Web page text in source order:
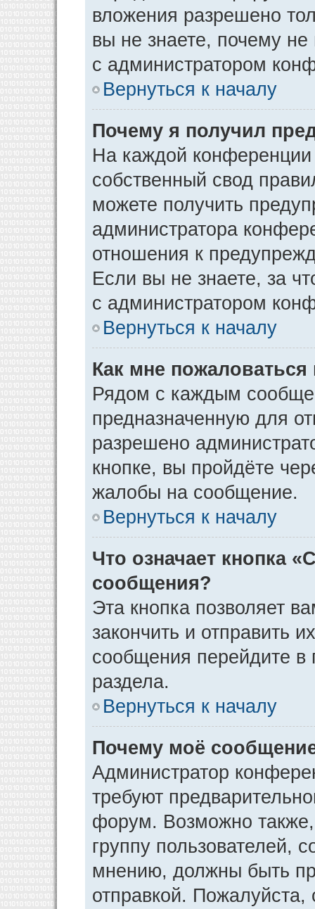
вложения разрешено
вы не знаете, почему
с администратором
Вернуться к началу
Почему я получил
На каждой конференции
собственный свод
можете получить
администратора
отношения к
Если вы не знаете, за
с администратором
Вернуться к началу
Как мне
Рядом с каждым
предназначенную для
разрешено
кнопке, вы пройдёте
жалобы на сообщение.
Вернуться к началу
Что означает кнопка
сообщения?
Эта кнопка позволяет
закончить и отправить
сообщения перейдите в
раздела.
Вернуться к началу
Почему моё
Администратор
требуют
форум. Возможно
группу пользователей,
мнению, должны быть
отправкой.